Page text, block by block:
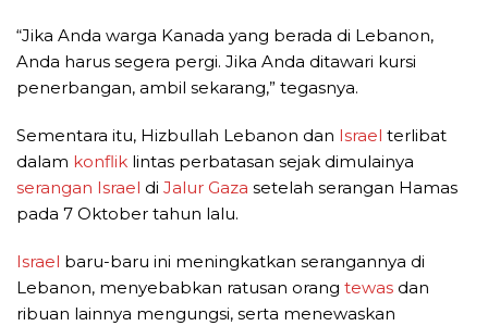
“Jika Anda warga Kanada yang berada di Lebanon,
Anda harus segera pergi. Jika Anda ditawari kursi
penerbangan, ambil sekarang,” tegasnya.
Sementara itu, Hizbullah Lebanon dan Israel terlibat
dalam konflik lintas perbatasan sejak dimulainya
serangan Israel di Jalur Gaza setelah serangan Hamas
pada 7 Oktober tahun lalu.
Israel baru-baru ini meningkatkan serangannya di
Lebanon, menyebabkan ratusan orang tewas dan
ribuan lainnya mengungsi, serta menewaskan